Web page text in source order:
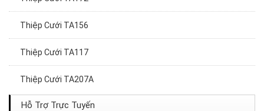
Thiệp Cưới TA156
Thiệp Cưới TA117
Thiệp Cưới TA207A
Thiệp Cưới TA018
Hỗ Trợ Trực Tuyến